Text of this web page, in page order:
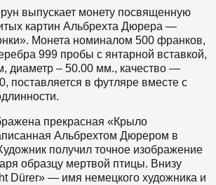
выпускает монету посвященную
картин Альбрехта Дюрера —
Монета номиналом 500 франков,
999 пробы с янтарной вставкой,
диаметр – 50.00 мм., качество —
поставляется в футляре вместе с
прекрасная «Крыло
Альбрехтом Дюрером в
получил точное изображение
образцу мертвой птицы. Внизу
Dürer» — имя немецкого художника и